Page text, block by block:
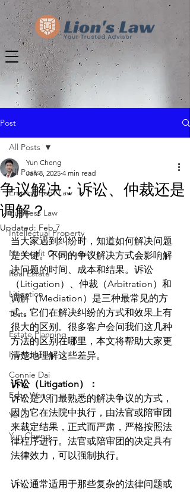
Post
All Posts
Employment Law
Business Law
Intellectual Property
Nonprofit Organization
Real Estate
Litigation
Torts
Estate Planning
Immigration
Connie Dai
Echo Wang
Ye Le
Yun Cheng
All Posts
争议解决：诉讼、仲裁还是
调解？
Yun Cheng
Jan 8, 2025 4 min read
Updated: Feb 7
当大家遇到纠纷时，知道如何解决问题
是关键。不同的争议解决方式会影响解
决问题的时间、成本和结果。诉讼
（Litigation）、仲裁（Arbitration）和
调解（Mediation）是三种最常见的方
式，它们在解决纠纷的方式和效果上有
很大的区别。很多客户会问我们这几种
方法的区别在哪里，本文将帮助大家更
清楚地理解这些差异。
诉讼（Litigation）：
诉讼是人们最熟悉的解决争议的方式，
因为它在法院中执行，由法官或陪审团
来裁定结果，正式而严肃，严格按照法
律程序进行。法官或陪审团的决定具有
法律效力，可以强制执行。
诉讼通常适用于那些复杂的法律问题或